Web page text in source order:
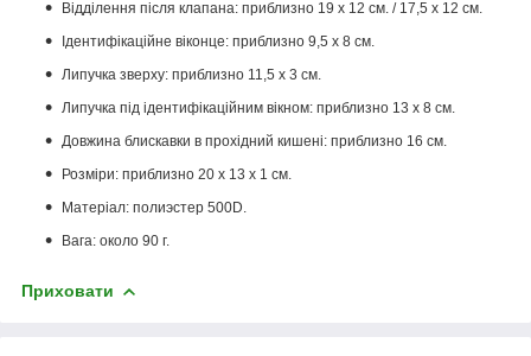
Відділення після клапана: приблизно 19 х 12 см. / 17,5 х 12 см.
Ідентифікаційне віконце: приблизно 9,5 х 8 см.
Липучка зверху: приблизно 11,5 х 3 см.
Липучка під ідентифікаційним вікном: приблизно 13 х 8 см.
Довжина блискавки в прохідний кишені: приблизно 16 см.
Розміри: приблизно 20 х 13 х 1 см.
Матеріал: полиэстер 500D.
Вага: около 90 г.
Приховати